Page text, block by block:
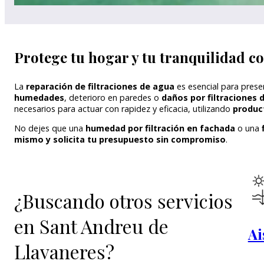
Protege tu hogar y tu tranquilidad
La reparación de filtraciones de agua es esencial para
humedades, deterioro en paredes o daños por filtraciones
necesarios para actuar con rapidez y eficacia, utilizando
No dejes que una humedad por filtración en fachada o una
mismo y solicita tu presupuesto sin compromiso.
¿Buscando otros servicios
en Sant Andreu de
Llavaneres?